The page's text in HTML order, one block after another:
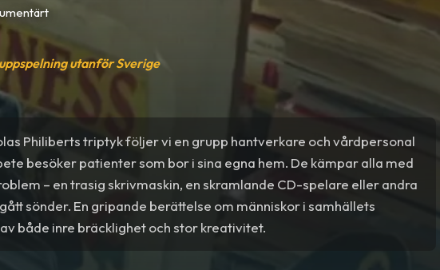
utanför Sverige
Philiberts triptyk följer vi en grupp hantverkare och vårdpersonal
besöker patienter som bor i sina egna hem. De kämpar alla med
– en trasig skrivmaskin, en skramlande CD-spelare eller andra
sönder. En gripande berättelse om människor i samhällets
både inre bräcklighet och stor kreativitet.